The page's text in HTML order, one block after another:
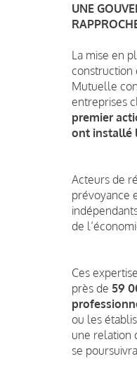
UNE
La mise en
construction
Mutuelle
entreprises
premier
ont installé
Acteurs de
prévoyance
de
Ces
près de 59
ou les
une relation
se